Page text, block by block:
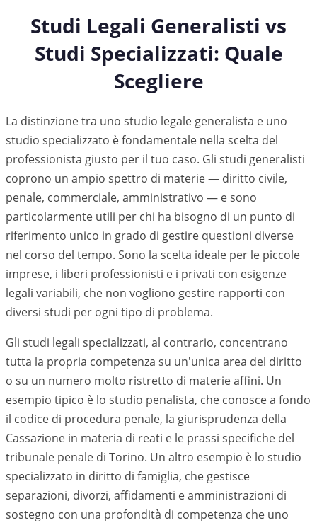
Studi Legali Generalisti vs
Studi Specializzati: Quale
Scegliere
La distinzione tra uno studio legale generalista e uno
studio specializzato è fondamentale nella scelta del
professionista giusto per il tuo caso. Gli studi generalisti
coprono un ampio spettro di materie — diritto civile,
penale, commerciale, amministrativo — e sono
particolarmente utili per chi ha bisogno di un punto di
riferimento unico in grado di gestire questioni diverse
nel corso del tempo. Sono la scelta ideale per le piccole
imprese, i liberi professionisti e i privati con esigenze
legali variabili, che non vogliono gestire rapporti con
diversi studi per ogni tipo di problema.
Gli studi legali specializzati, al contrario, concentrano
tutta la propria competenza su un'unica area del diritto
o su un numero molto ristretto di materie affini. Un
esempio tipico è lo studio penalista, che conosce a fondo
il codice di procedura penale, la giurisprudenza della
Cassazione in materia di reati e le prassi specifiche del
tribunale penale di Torino. Un altro esempio è lo studio
specializzato in diritto di famiglia, che gestisce
separazioni, divorzi, affidamenti e amministrazioni di
sostegno con una profondità di competenza che uno